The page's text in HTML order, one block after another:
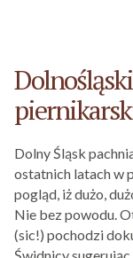
Dolny Śląsk
ostatnich latach w
pogląd, iż dużo,
Nie bez powodu.
(sic!) pochodzi
Świdnicy